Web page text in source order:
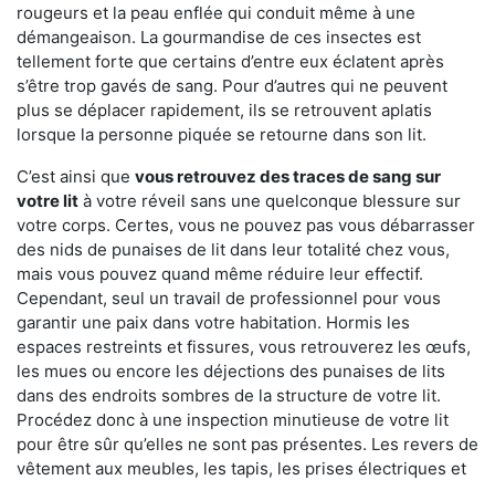
rougeurs et la peau enflée qui conduit même à une
démangeaison. La gourmandise de ces insectes est
tellement forte que certains d’entre eux éclatent après
s’être trop gavés de sang. Pour d’autres qui ne peuvent
plus se déplacer rapidement, ils se retrouvent aplatis
lorsque la personne piquée se retourne dans son lit.
C’est ainsi que vous retrouvez des traces de sang sur
votre lit à votre réveil sans une quelconque blessure sur
votre corps. Certes, vous ne pouvez pas vous débarrasser
des nids de punaises de lit dans leur totalité chez vous,
mais vous pouvez quand même réduire leur effectif.
Cependant, seul un travail de professionnel pour vous
garantir une paix dans votre habitation. Hormis les
espaces restreints et fissures, vous retrouverez les œufs,
les mues ou encore les déjections des punaises de lits
dans des endroits sombres de la structure de votre lit.
Procédez donc à une inspection minutieuse de votre lit
pour être sûr qu’elles ne sont pas présentes. Les revers de
vêtement aux meubles, les tapis, les prises électriques et